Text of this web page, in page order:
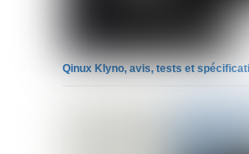
Qinux Klyno, avis, tests et